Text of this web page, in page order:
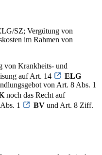
SZ; Vergütung von
im Rahmen von
von Krankheits- und
auf Art. 14
ELG
von Art. 8 Abs. 1
noch das Recht auf
1
BV und Art. 8 Ziff.